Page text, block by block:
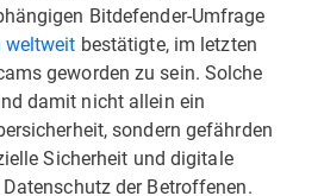
Bitdefender-Umfrage
weltweit bestätigte, im letzten
geworden zu sein. Solche
damit nicht allein ein
sondern gefährden
Sicherheit und digitale
der Betroffenen.